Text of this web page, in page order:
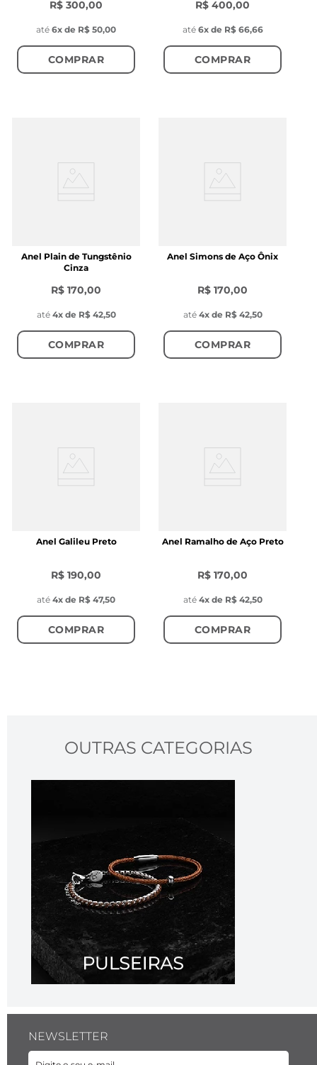
R$ 300,00
até 6x de R$ 50,00
COMPRAR
R$ 400,00
até 6x de R$ 66,66
COMPRAR
Anel Plain de Tungstênio
Cinza
R$ 170,00
até 4x de R$ 42,50
COMPRAR
Anel Simons de Aço Ônix
R$ 170,00
até 4x de R$ 42,50
COMPRAR
Anel Galileu Preto
R$ 190,00
até 4x de R$ 47,50
COMPRAR
Anel Ramalho de Aço Preto
R$ 170,00
até 4x de R$ 42,50
COMPRAR
OUTRAS CATEGORIAS
NEWSLETTER